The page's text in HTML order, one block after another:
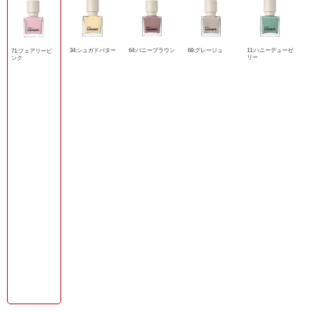
71:フェアリーピ
ンク
34:シュガドバター 64:バニーブラウン 68:グレージュ
11:ハニーデューゼ
リー